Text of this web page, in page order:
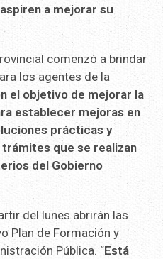
a mejorar su
comenzó a brindar
los agentes de la
el objetivo de mejorar la
establecer mejoras en
prácticas y
que se realizan
del Gobierno
del lunes abrirán las
Plan de Formación y
Pública. “Está